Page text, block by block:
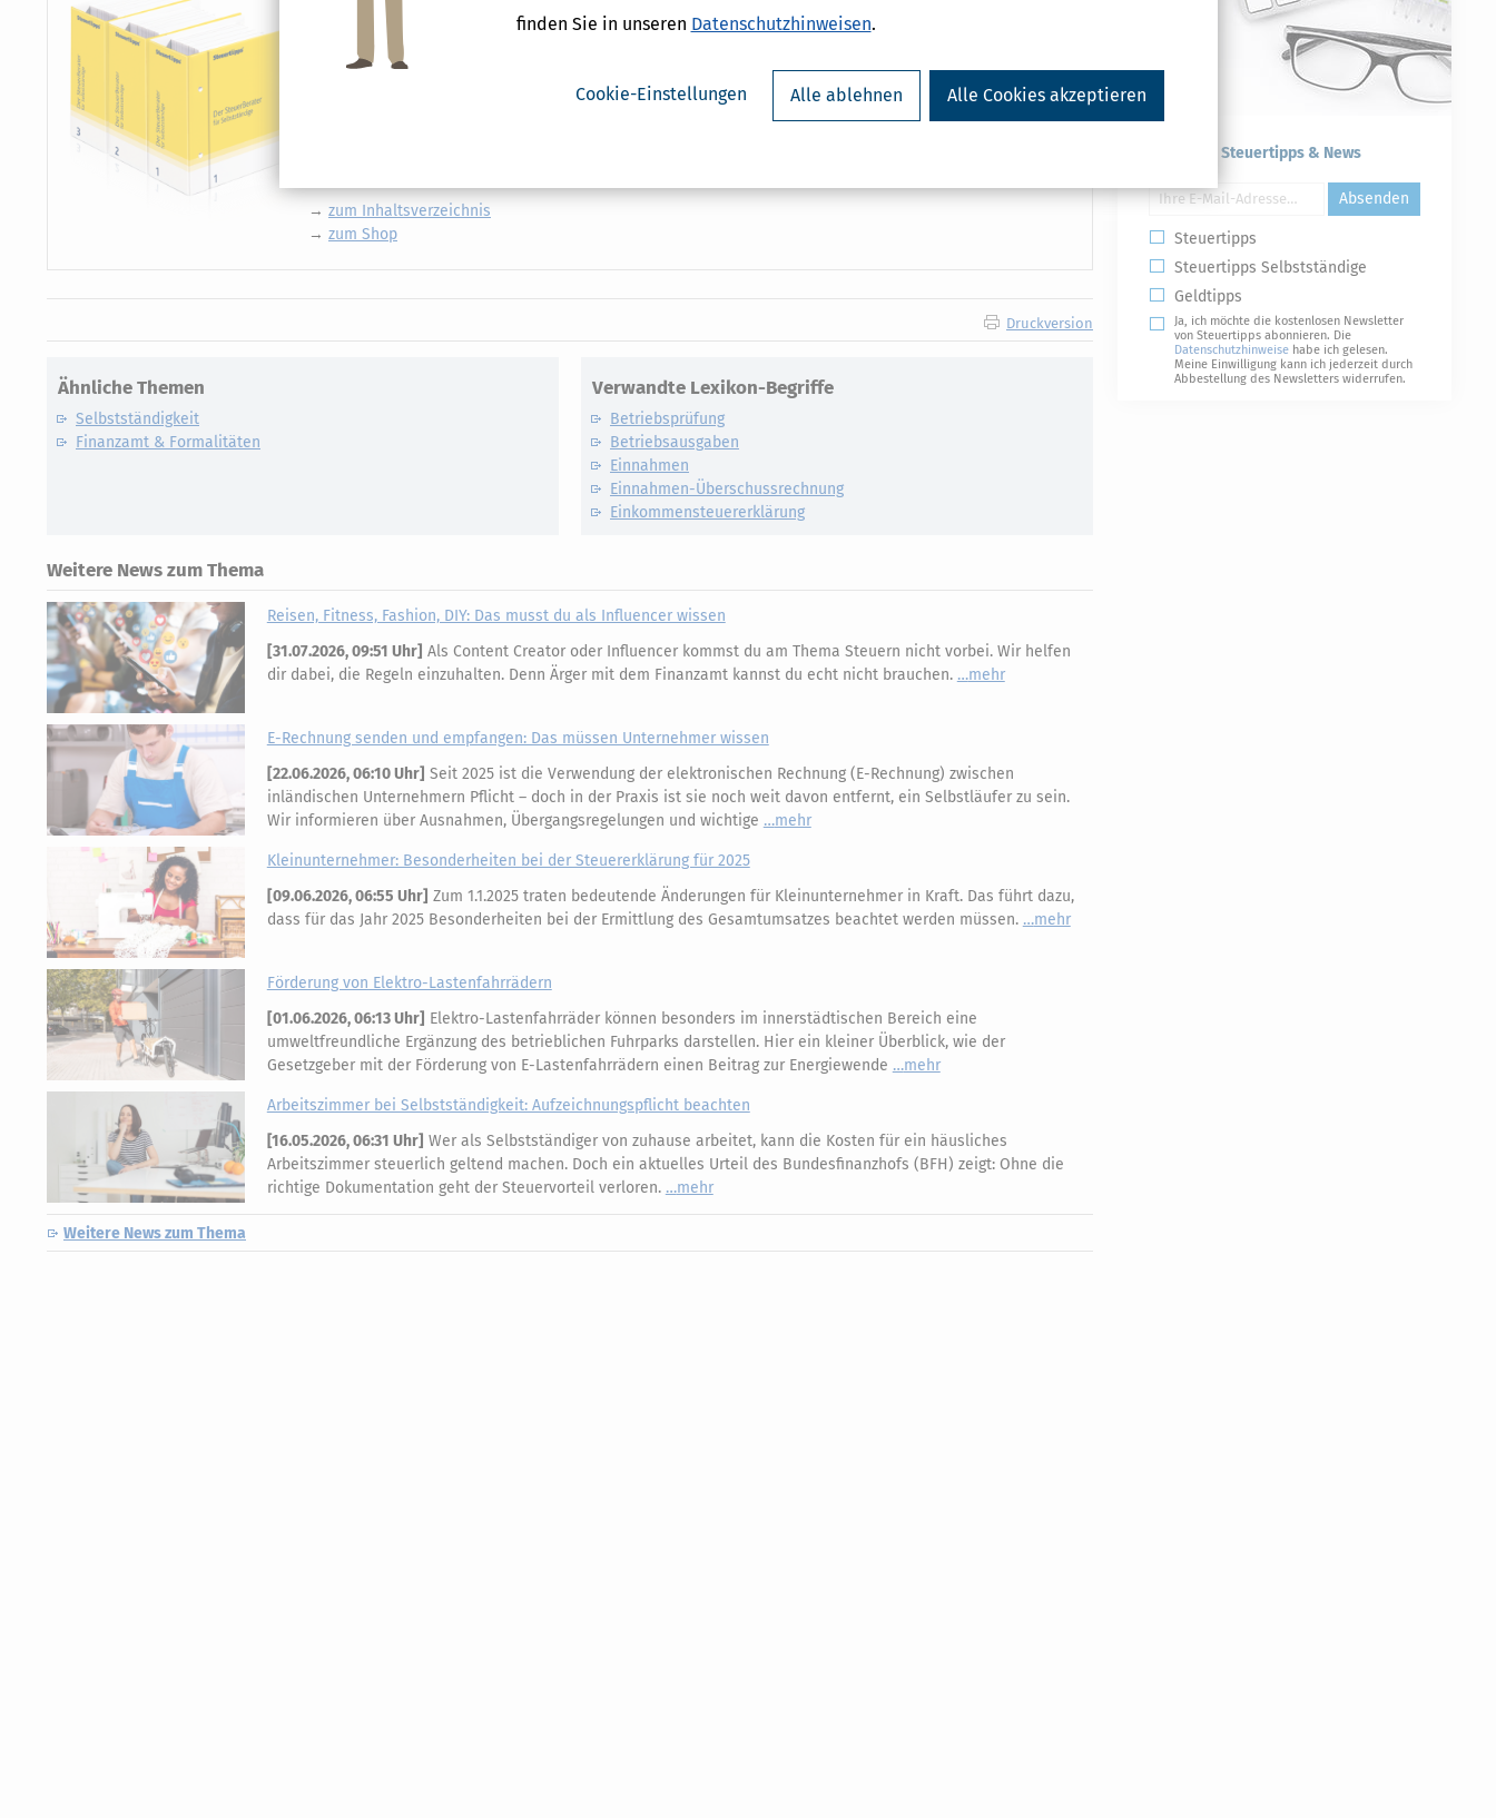
finden Sie in unseren Datenschutzhinweisen.
Cookie-Einstellungen Alle ablehnen Alle Cookies akzeptieren
Der SteuerBerater für Selbstständige ist deraktuelle und finanzamtssichere Begleiter durch das
Steuerjahr
für den betrieblichen und privaten Bereich:
Wissen, wann man während des Jahres aktiv werden muss, um sich Steuervorteile zu sichern.
Alle steuerlichen Pflichten erfüllen – von EÜR über Umsatzsteuererklärung bis hin zur
→ zum Inhaltsverzeichnis
→ zum Shop
Druckversion
Ähnliche Themen
Selbstständigkeit
Finanzamt & Formalitäten
Verwandte Lexikon-Begriffe
Betriebsprüfung
Betriebsausgaben
Einnahmen
Einnahmen-Überschussrechnung
Einkommensteuererklärung
Weitere News zum Thema
Reisen, Fitness, Fashion, DIY: Das musst du als Influencer wissen
[31.07.2026, 09:51 Uhr] Als Content Creator oder Influencer kommst du am Thema Steuern nicht vorbei. Wir helfen
dir dabei, die Regeln einzuhalten. Denn Ärger mit dem Finanzamt kannst du echt nicht brauchen.
mehr
E-Rechnung senden und empfangen: Das müssen Unternehmer wissen
[22.06.2026, 06:10 Uhr] Seit 2025 ist die Verwendung der elektronischen Rechnung (E-Rechnung) zwischen
inländischen Unternehmern Pflicht – doch in der Praxis ist sie noch weit davon entfernt, ein Selbstläufer zu sein.
Wir informieren über Ausnahmen, Übergangsregelungen und wichtige
mehr
Kleinunternehmer: Besonderheiten bei der Steuererklärung für 2025
[09.06.2026, 06:55 Uhr] Zum 1.1.2025 traten bedeutende Änderungen für Kleinunternehmer in Kraft. Das führt dazu,
dass für das Jahr 2025 Besonderheiten bei der Ermittlung des Gesamtumsatzes beachtet werden müssen.
mehr
Förderung von Elektro-Lastenfahrrädern
[01.06.2026, 06:13 Uhr] Elektro-Lastenfahrräder können besonders im innerstädtischen Bereich eine
umweltfreundliche Ergänzung des betrieblichen Fuhrparks darstellen. Hier ein kleiner Überblick, wie der
Gesetzgeber mit der Förderung von E-Lastenfahrrädern einen Beitrag zur Energiewende
mehr
Arbeitszimmer bei Selbstständigkeit: Aufzeichnungspflicht beachten
[16.05.2026, 06:31 Uhr] Wer als Selbstständiger von zuhause arbeitet, kann die Kosten für ein häusliches
Arbeitszimmer steuerlich geltend machen. Doch ein aktuelles Urteil des Bundesfinanzhofs (BFH) zeigt: Ohne die
richtige Dokumentation geht der Steuervorteil verloren.
mehr
Weitere News zum Thema
Kostenlose Steuertipps & News
Absenden
Steuertipps
Steuertipps Selbstständige
Geldtipps
Ja, ich möchte die kostenlosen Newsletter
von Steuertipps abonnieren. Die
Datenschutzhinweise habe ich gelesen.
Meine Einwilligung kann ich jederzeit durch
Abbestellung des Newsletters widerrufen.